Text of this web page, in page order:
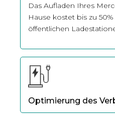
Das Aufladen Ihres
Hause kostet bis zu
öffentlichen
Optimierung des